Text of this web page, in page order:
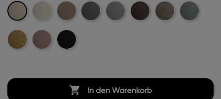
Beige-
Cord
Creme-
Cord
Sand-
Anthrazit-Hellgrau-Dunkelbraun-
Khaki-
Mintgreen-
Mustard-Rosa-
Schwarz-
 In den Warenkorb